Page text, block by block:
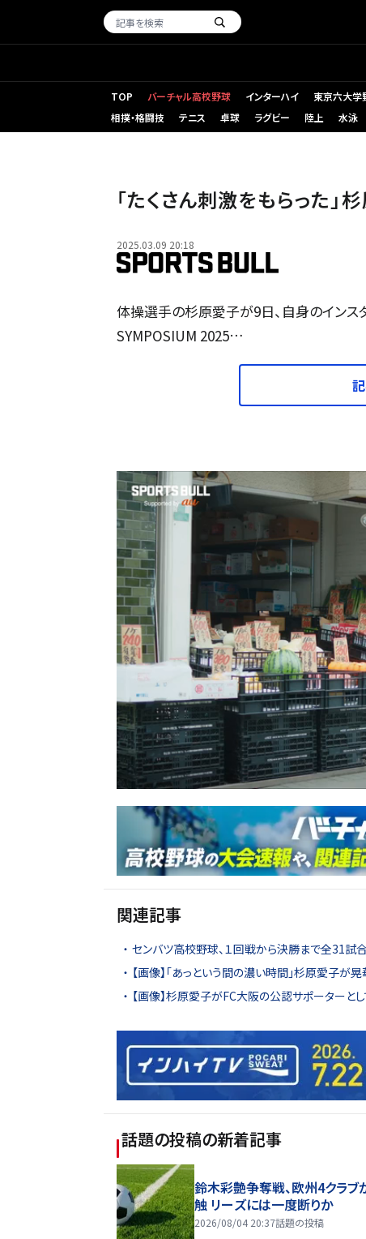
TOP バーチャル高校野球 インターハイ 東京六大学
相撲・格闘技
テニス 卓球 ラグビー 陸上 水泳
「たくさん刺激をもらった
2025.03.09 20:18
体操選手の杉原愛子が9日、自身のインス
SYMPOSIUM 2025…
関連記事
センバツ高校野球、１回戦から決勝まで全31試合
【画像】「あっという間の濃い時間」杉原愛子が
【画像】杉原愛子がFC大阪の公認サポーターと
話題の投稿の新着記事
鈴木彩艶争奪戦、欧州4クラブ
触 リーズには一度断りか
2026/08/04 20:37話題の投稿